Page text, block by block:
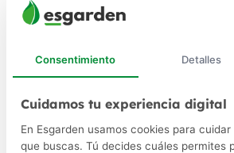
Consentimiento Detalles
Cuidamos tu experiencia digital
En Esgarden usamos cookies para
que buscas. Tú decides cuáles permites